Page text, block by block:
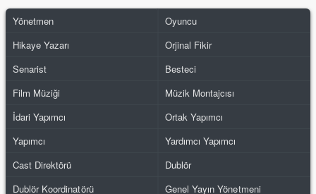
Yönetmen
Oyuncu
Hikaye Yazarı
Orjinal Fikir
Senarist
Besteci
Film Müziği
Müzik Montajcısı
İdari Yapımcı
Ortak Yapımcı
Yapımcı
Yardımcı Yapımcı
Cast Direktörü
Dublör
Dublör Koordinatörü
Genel Yayın Yönetmeni